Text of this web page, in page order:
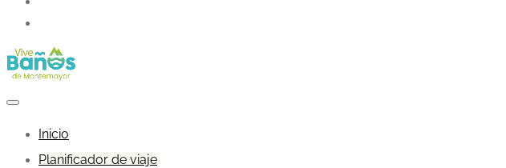
Inicio
Planificador de viaje